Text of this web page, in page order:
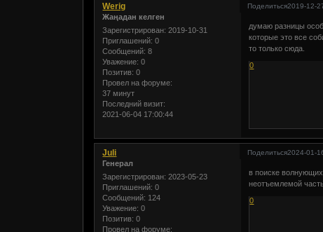
Поделиться2019-12-
Werig
Жаңадан келген
Зарегистрирован: 2019-10-31
Приглашений: 0
Сообщений: 8
Уважение: 0
Позитив: 0
Провел на форуме:
37 минут
Последний визит:
2021-06-04 17:00:44
думаю разницы
которые это все
то только сюда.
0
Поделиться2024-01-
Juli
Генерал
Зарегистрирован: 2023-05-23
Приглашений: 0
Сообщений: 124
Уважение: 0
Позитив: 0
Провел на форуме:
в поиске
неотъемлемой
0